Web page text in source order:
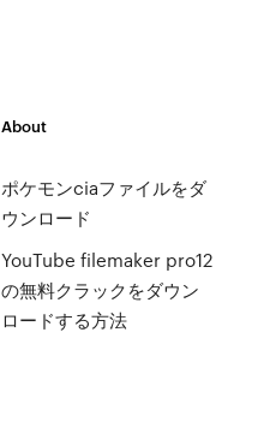
About
ポケモンciaファイルをダ
ウンロード
YouTube filemaker pro12
の無料クラックをダウン
ロードする方法